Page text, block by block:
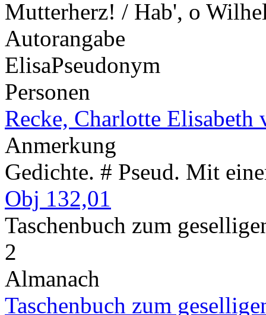
Mutterherz! / Hab', o
Autorangabe
ElisaPseudonym
Personen
Recke, Charlotte Elisabeth
Anmerkung
Gedichte. # Pseud. Mit
Obj 132,01
Taschenbuch zum
2
Almanach
Taschenbuch zum